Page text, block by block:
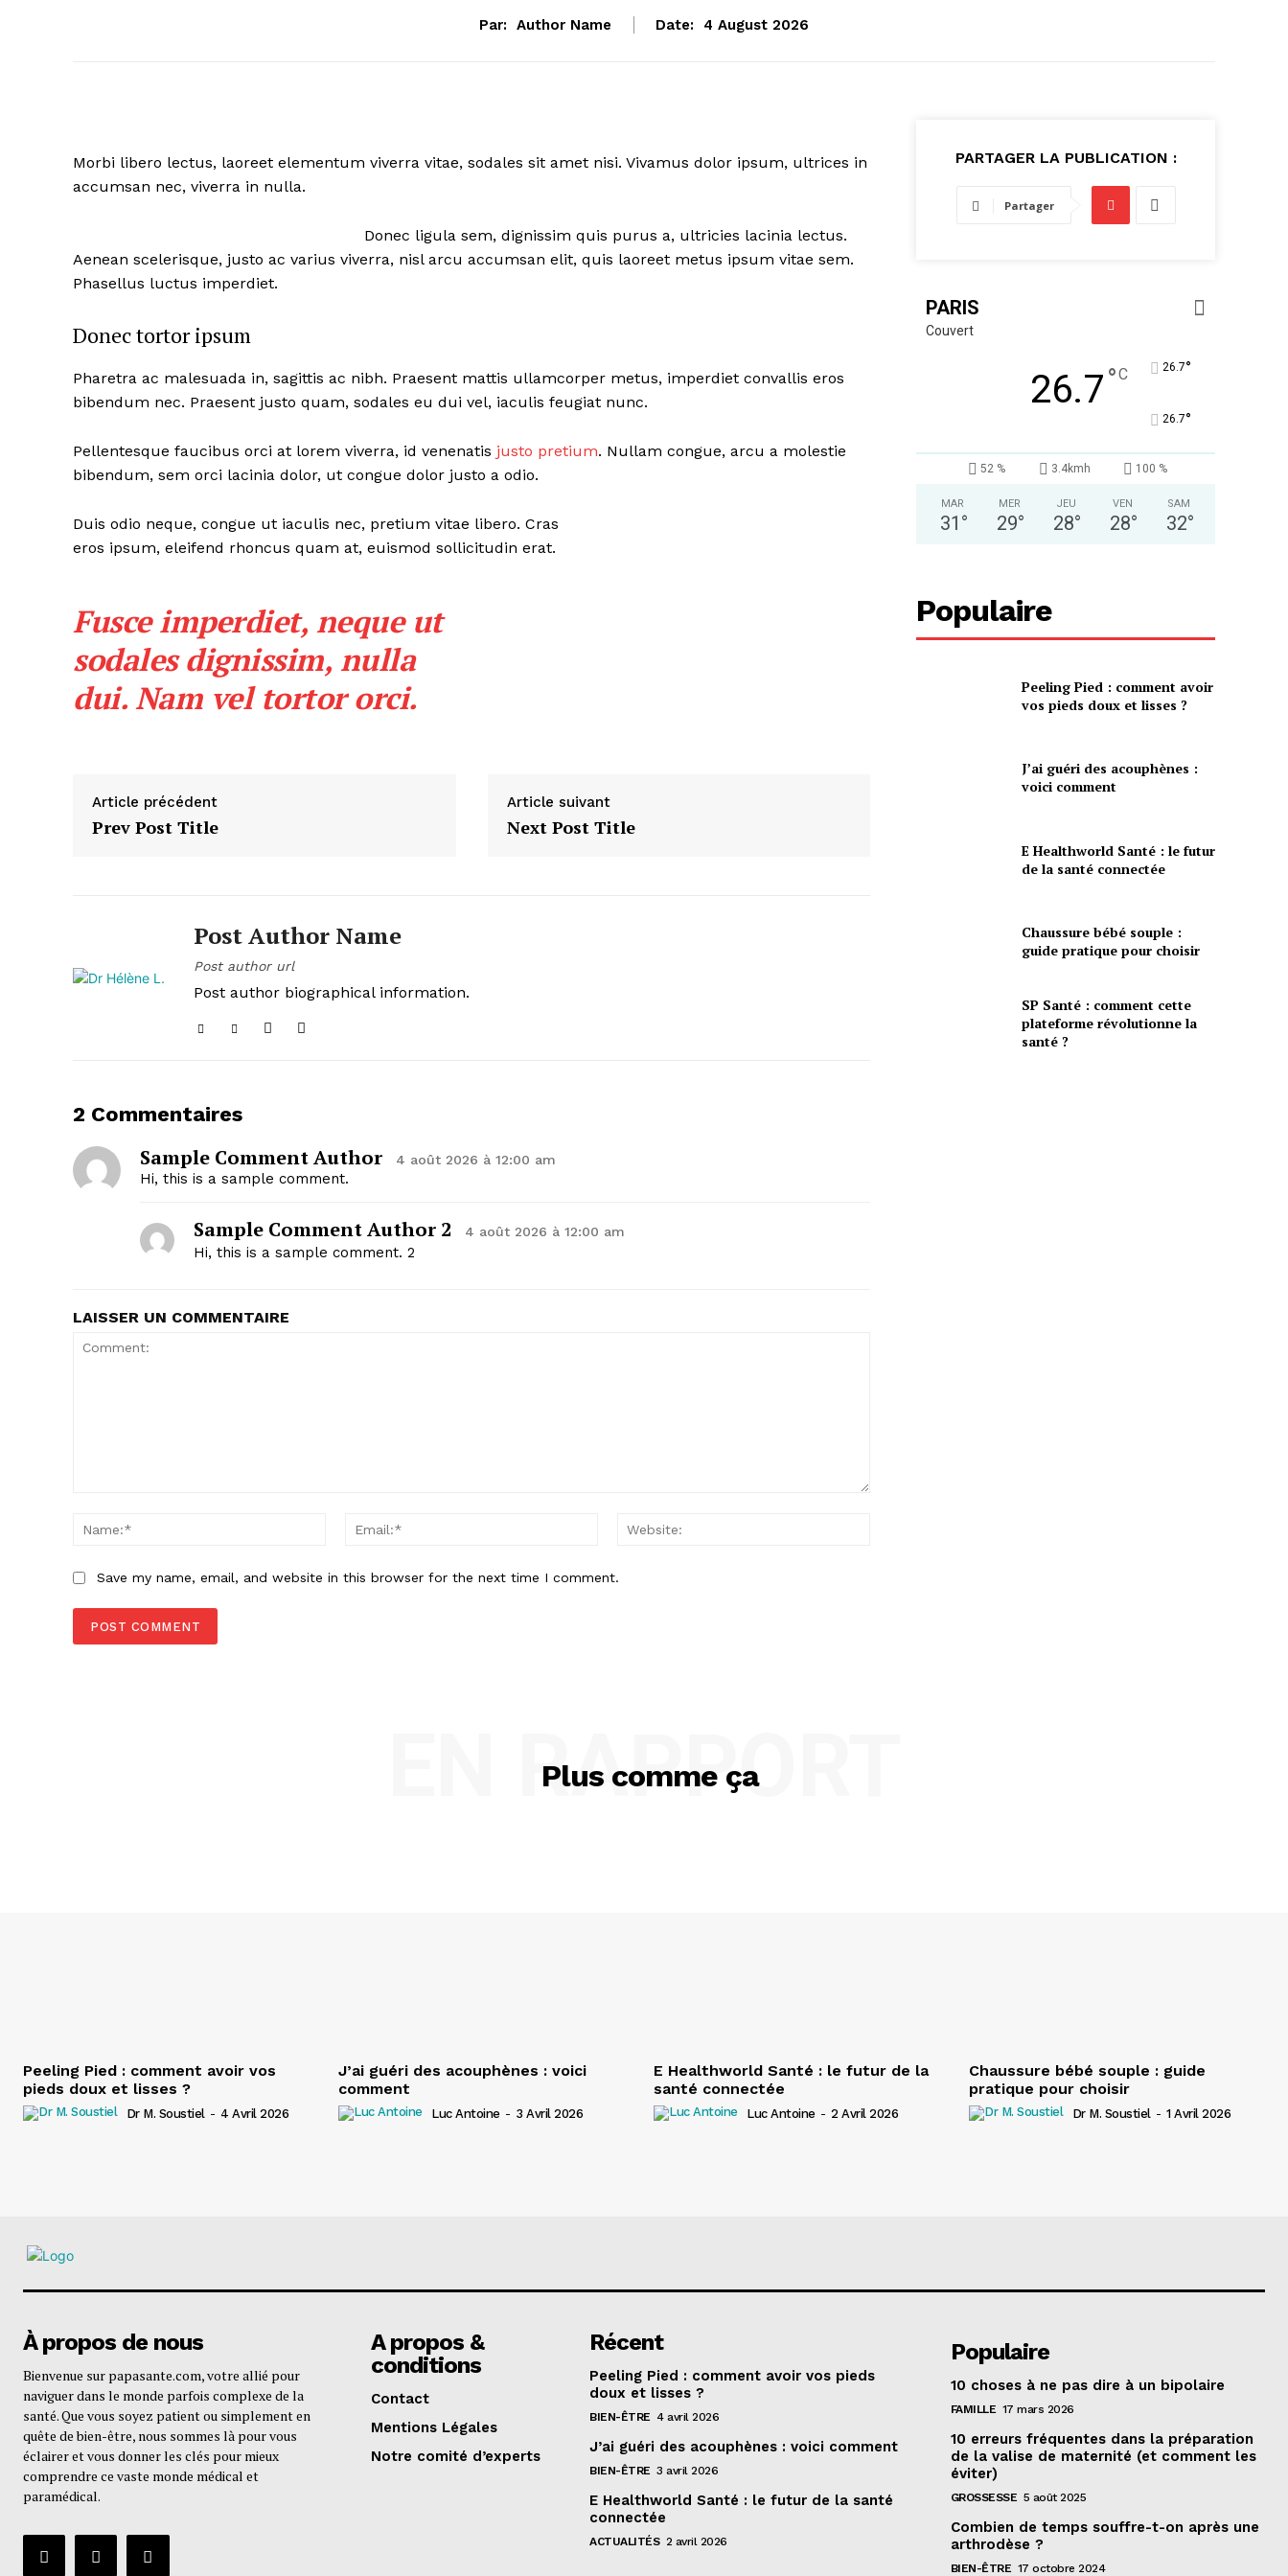
Par: Author Name Date: 4 August 2026
Morbi libero lectus, laoreet elementum viverra vitae, sodales sit amet nisi. Vivamus dolor ipsum, ultrices in
accumsan nec, viverra in nulla.
Donec ligula sem, dignissim quis purus a, ultricies lacinia lectus.
Aenean scelerisque, justo ac varius viverra, nisl arcu accumsan elit, quis laoreet metus ipsum vitae sem.
Phasellus luctus imperdiet.
Donec tortor ipsum
Pharetra ac malesuada in, sagittis ac nibh. Praesent mattis ullamcorper metus, imperdiet convallis eros
bibendum nec. Praesent justo quam, sodales eu dui vel, iaculis feugiat nunc.
Pellentesque faucibus orci at lorem viverra, id venenatis justo pretium. Nullam congue, arcu a molestie
bibendum, sem orci lacinia dolor, ut congue dolor justo a odio.
Duis odio neque, congue ut iaculis nec, pretium vitae libero. Cras
eros ipsum, eleifend rhoncus quam at, euismod sollicitudin erat.
Fusce imperdiet, neque ut
sodales dignissim, nulla
dui. Nam vel tortor orci.
Article précédent
Prev Post Title
Article suivant
Next Post Title
Post Author Name
Post author url
Post author biographical information.
2 Commentaires
Sample Comment Author 4 août 2026 à 12:00 am
Hi, this is a sample comment.
Sample Comment Author 2 4 août 2026 à 12:00 am
Hi, this is a sample comment. 2
LAISSER UN COMMENTAIRE
Save my name, email, and website in this browser for the next time I comment.
PARTAGER LA PUBLICATION :
Partager
PARIS
Couvert
26.7°C 26.7°
26.7°
52 % 3.4kmh 100 %
MAR
31 °
MER
29°
JEU
28°
VEN
28°
SAM
32°
Populaire
Peeling Pied : comment avoir
vos pieds doux et lisses ?
J’ai guéri des acouphènes :
voici comment
E Healthworld Santé : le futur
de la santé connectée
Chaussure bébé souple :
guide pratique pour choisir
SP Santé : comment cette
plateforme révolutionne la
santé ?
Plus comme ça
EN RAPPORT
Peeling Pied : comment avoir vos
pieds doux et lisses ?
Dr M. Soustiel - 4 Avril 2026
J’ai guéri des acouphènes : voici
comment
Luc Antoine - 3 Avril 2026
E Healthworld Santé : le futur de la
santé connectée
Luc Antoine - 2 Avril 2026
Chaussure bébé souple : guide
pratique pour choisir
Dr M. Soustiel - 1 Avril 2026
À propos de nous
Bienvenue sur papasante.com, votre allié pour
naviguer dans le monde parfois complexe de la
santé. Que vous soyez patient ou simplement en
quête de bien-être, nous sommes là pour vous
éclairer et vous donner les clés pour mieux
comprendre ce vaste monde médical et
paramédical.
A propos &
conditions
Contact
Mentions Légales
Notre comité d’experts
Récent
Peeling Pied : comment avoir vos pieds
doux et lisses ?
BIEN-ÊTRE 4 avril 2026
J’ai guéri des acouphènes : voici comment
BIEN-ÊTRE 3 avril 2026
E Healthworld Santé : le futur de la santé
connectée
ACTUALITÉS 2 avril 2026
Populaire
10 choses à ne pas dire à un bipolaire
FAMILLE 17 mars 2026
10 erreurs fréquentes dans la préparation
de la valise de maternité (et comment les
éviter)
GROSSESSE 5 août 2025
Combien de temps souffre-t-on après une
arthrodèse ?
BIEN-ÊTRE 17 octobre 2024